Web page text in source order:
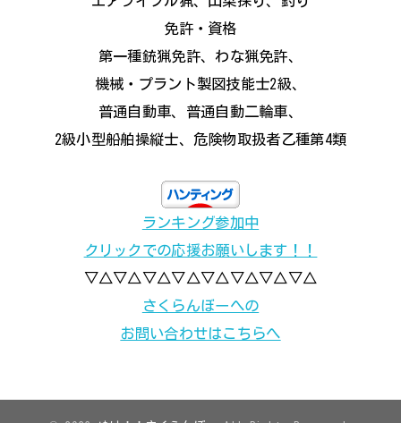
免許・資格
第一種銃猟免許、わな猟免許、
機械・プラント製図技能士2級、
普通自動車、普通自動二輪車、
2級小型船舶操縦士、危険物取扱者乙種第4類
ランキング参加中
クリックでの応援お願いします！！
▽△▽△▽△▽△▽△▽△▽△▽△
さくらんぼーへの
お問い合わせはこちらへ